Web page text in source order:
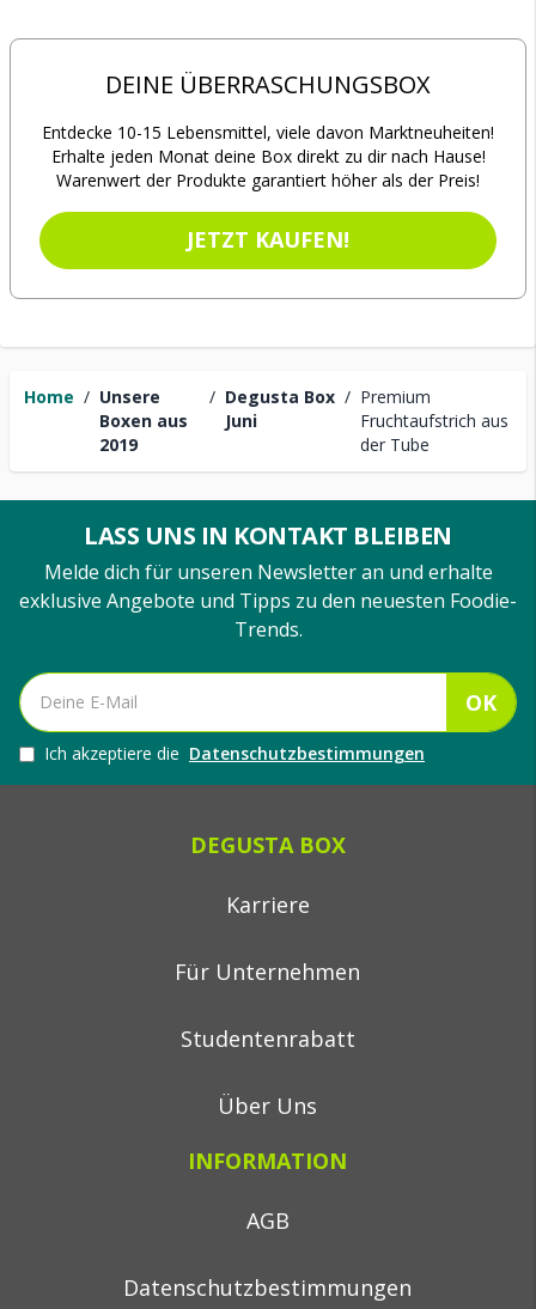
Home / Unsere
Boxen aus
2019
/ Degusta Box
Juni
/ Premium
Fruchtaufstrich aus
der Tube
DEINE ÜBERRASCHUNGSBOX
Entdecke 10-15 Lebensmittel, viele davon Marktneuheiten!
Erhalte jeden Monat deine Box direkt zu dir nach Hause!
Warenwert der Produkte garantiert höher als der Preis!
JETZT KAUFEN!
LASS UNS IN KONTAKT BLEIBEN
Melde dich für unseren Newsletter an und erhalte
exklusive Angebote und Tipps zu den neuesten Foodie-
Trends.
OK
Ich akzeptiere die Datenschutzbestimmungen
DEGUSTA BOX
Karriere
Für Unternehmen
Studentenrabatt
Über Uns
INFORMATION
AGB
Datenschutzbestimmungen